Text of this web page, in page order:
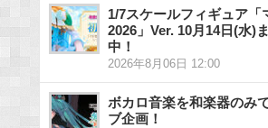
1/7スケールフィギュア「
2026」Ver. 10月14日(水)
中！
2026年8月06日 12:00
ボカロ音楽を和楽器のみ
ブ企画！